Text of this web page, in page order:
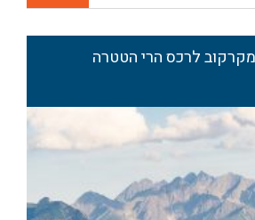
7 ימים מקרקוב לרכס הרי הטטרה